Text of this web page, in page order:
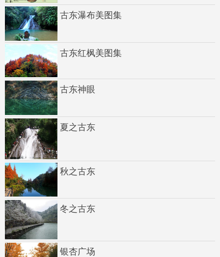
古东瀑布美图集
古东红枫美图集
古东神眼
夏之古东
秋之古东
冬之古东
银杏广场